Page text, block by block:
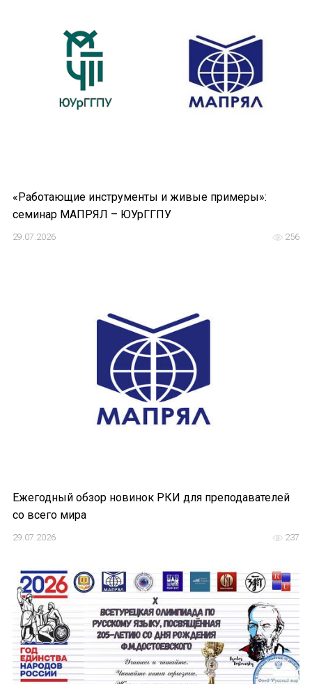
«Работающие инструменты и живые примеры»:
семинар МАПРЯЛ – ЮУрГГПУ
256
29.07.2026
Ежегодный обзор новинок РКИ для преподавателей
со всего мира
237
29.07.2026